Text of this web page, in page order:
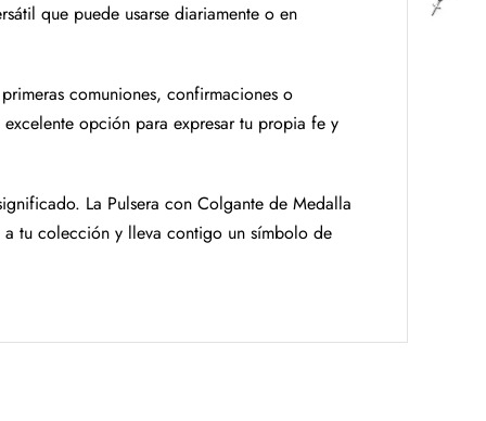
que puede usarse diariamente o en
comuniones, confirmaciones o
opción para expresar tu propia fe y
La Pulsera con Colgante de Medalla
a tu colección y lleva contigo un símbolo de